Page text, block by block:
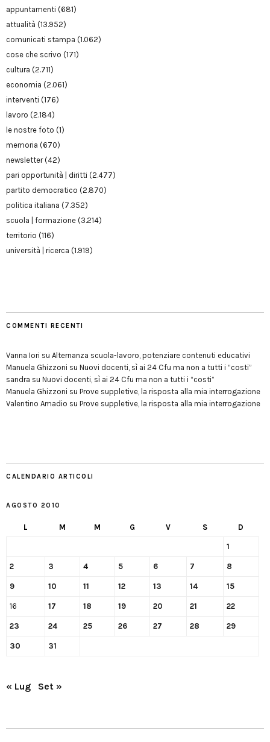
appuntamenti (681)
attualità (13.952)
comunicati stampa (1.062)
cose che scrivo (171)
cultura (2.711)
economia (2.061)
interventi (176)
lavoro (2.184)
le nostre foto (1)
memoria (670)
newsletter(42)
pari opportunità | diritti (2.477)
partito democratico (2.870)
politica italiana (7.352)
scuola | formazione (3.214)
territorio (116)
università | ricerca (1.919)
COMMENTI RECENTI
Vanna Iori su Alternanza scuola-lavoro, potenziare contenuti educativi
Manuela Ghizzoni su Nuovi docenti, sì ai 24 Cfu ma non a tutti i “costi”
sandra su Nuovi docenti, sì ai 24 Cfu ma non a tutti i “costi”
Manuela Ghizzoni su Prove suppletive, la risposta alla mia interrogazione
Valentino Amadio su Prove suppletive, la risposta alla mia interrogazione
CALENDARIO ARTICOLI
AGOSTO 2010
L M M G V S D
1
2 3 4 5 6 7 8
9 10 11 12 13 14 15
16 17 18 19 20 21 22
23 24 25 26 27 28 29
30 31
« Lug Set »